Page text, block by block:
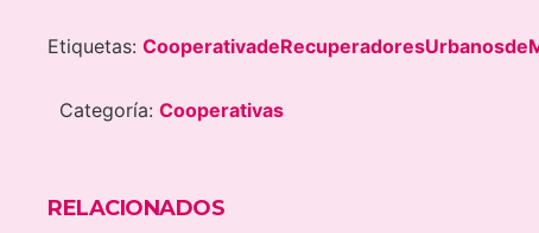
Etiquetas:
Categoría: Cooperativas
RELACIONADOS